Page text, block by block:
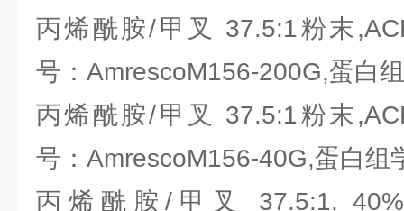
丙烯酰胺/甲叉 37.5:1粉末
号：AmrescoM156-200G,蛋白
丙烯酰胺/甲叉 37.5:1粉末
号：AmrescoM156-40G,蛋白组
丙烯酰胺/甲叉 37.5:1,